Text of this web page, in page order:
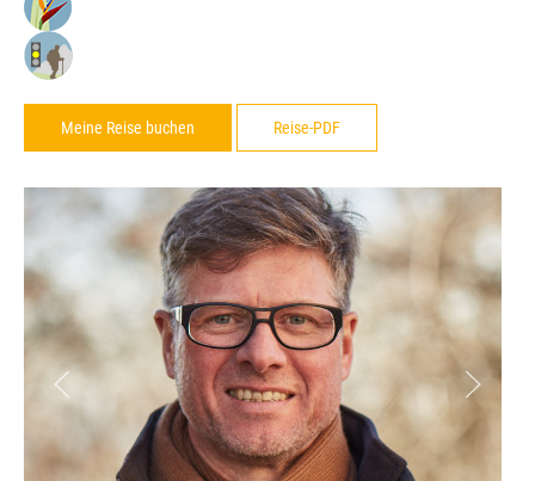
Meine Reise buchen Reise-PDF